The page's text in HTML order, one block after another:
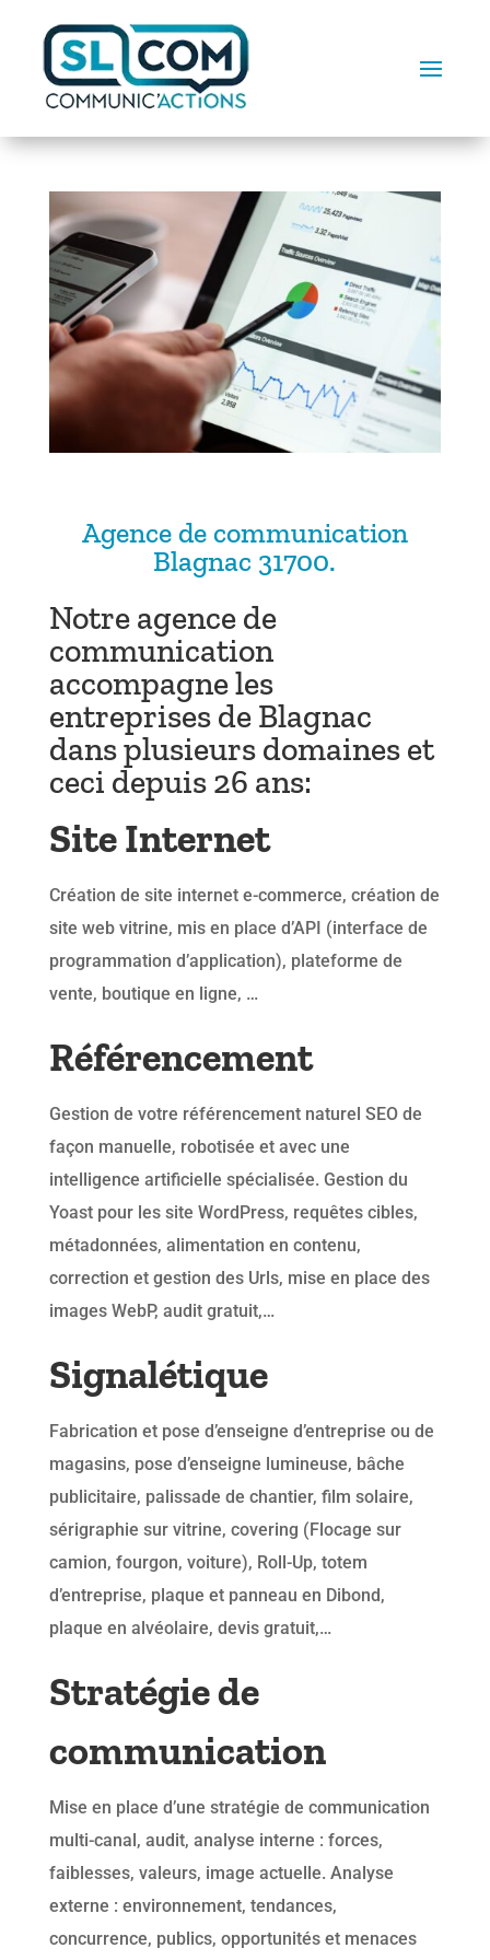
Agence de communication
Blagnac 31700.
Notre agence de
communication
accompagne les
entreprises de Blagnac
dans plusieurs domaines et
ceci depuis 26 ans:
Site Internet
Création de site internet e-commerce, création de
site web vitrine, mis en place d’API (interface de
programmation d’application), plateforme de
vente, boutique en ligne, …
Référencement
Gestion de votre référencement naturel SEO de
façon manuelle, robotisée et avec une
intelligence artificielle spécialisée. Gestion du
Yoast pour les site WordPress, requêtes cibles,
métadonnées, alimentation en contenu,
correction et gestion des Urls, mise en place des
images WebP, audit gratuit,…
Signalétique
Fabrication et pose d’enseigne d’entreprise ou de
magasins, pose d’enseigne lumineuse, bâche
publicitaire, palissade de chantier, film solaire,
sérigraphie sur vitrine, covering (Flocage sur
camion, fourgon, voiture), Roll-Up, totem
d’entreprise, plaque et panneau en Dibond,
plaque en alvéolaire, devis gratuit,…
Stratégie de
communication
Mise en place d’une stratégie de communication
multi-canal, audit, analyse interne : forces,
faiblesses, valeurs, image actuelle. Analyse
externe : environnement, tendances,
concurrence, publics, opportunités et menaces